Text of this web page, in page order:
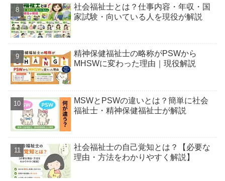
社会福祉士とは？仕事内容・年収・国
家試験・向いている人を現役が解説
精神保健福祉士の略称がPSWから
MHSWに変わった理由｜現役解説
MSWとPSWの違いとは？簡単に社会
福祉士・精神保健福祉士が解説
社会福祉士の自己覚知とは？【必要な
理由・方法をわかりやすく解説】